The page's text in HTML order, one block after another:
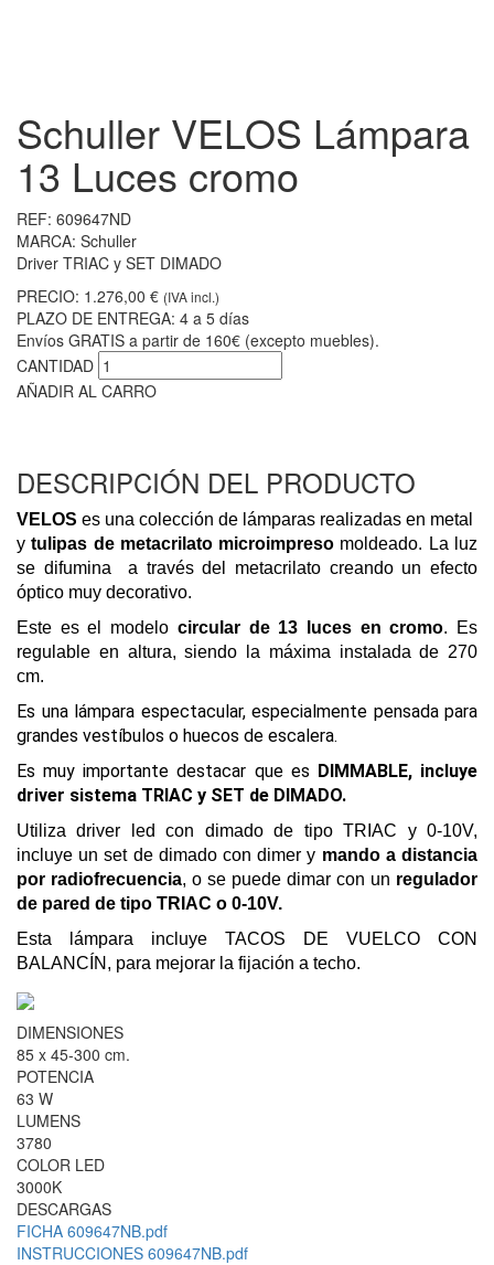
Schuller VELOS Lámpara
13 Luces cromo
REF: 609647ND
MARCA: Schuller
Driver TRIAC y SET DIMADO
PRECIO: 1.276,00 € (IVA incl.)
PLAZO DE ENTREGA: 4 a 5 días
Envíos GRATIS a partir de 160€ (excepto muebles).
CANTIDAD
AÑADIR AL CARRO
DESCRIPCIÓN DEL PRODUCTO
VELOS es una colección de lámparas realizadas en metal
ytulipas de metacrilato microimpreso moldeado. La luz
se difumina a través del metacrilato creando un efecto
óptico muy decorativo.
Este es el modelo circular de 13 luces en cromo. Es
regulable en altura, siendo la máxima instalada de 270
cm.
Es una lámpara espectacular, especialmente pensada para
grandes vestíbulos o huecos de escalera.
Es muy importante destacar que es DIMMABLE, incluye
driver sistema TRIAC y SET de DIMADO.
Utiliza driver led con dimado de tipo TRIAC y 0-10V,
incluye un set de dimado con dimer y mando a distancia
por radiofrecuencia, o se puede dimar con un regulador
de pared de tipo TRIAC o 0-10V.
Esta lámpara incluye TACOS DE VUELCO CON
BALANCÍN, para mejorar la fijación a techo.
DIMENSIONES
85 x 45-300 cm.
POTENCIA
63 W
LUMENS
3780
COLOR LED
3000K
DESCARGAS
FICHA 609647NB.pdf
INSTRUCCIONES 609647NB.pdf